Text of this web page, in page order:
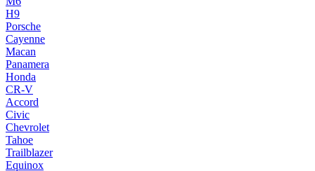
H9
Porsche
Cayenne
Macan
Panamera
Honda
CR-V
Accord
Civic
Chevrolet
Tahoe
Trailblazer
Equinox